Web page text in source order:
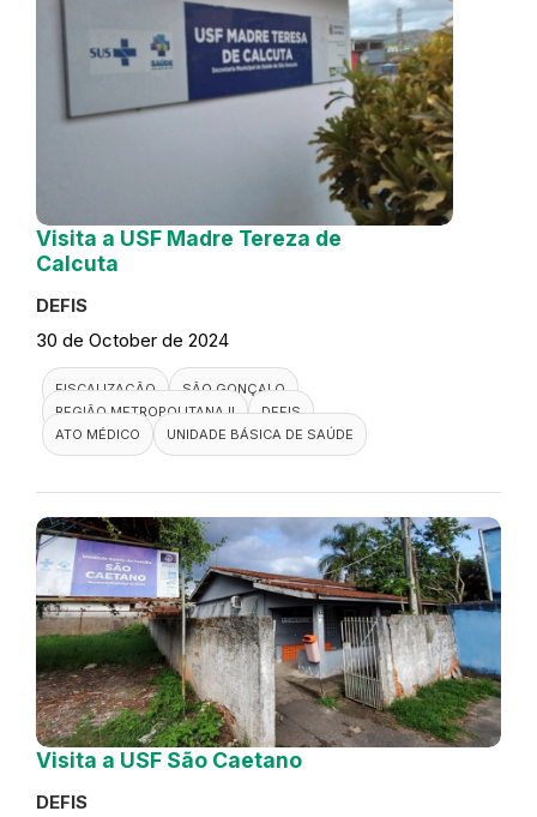
Visita a USF Madre Tereza de
Calcuta
DEFIS
30 de October de 2024
FISCALIZAÇÃO
SÃO GONÇALO
REGIÃO METROPOLITANA II
DEFIS
ATO MÉDICO
UNIDADE BÁSICA DE SAÚDE
Visita a USF São Caetano
DEFIS